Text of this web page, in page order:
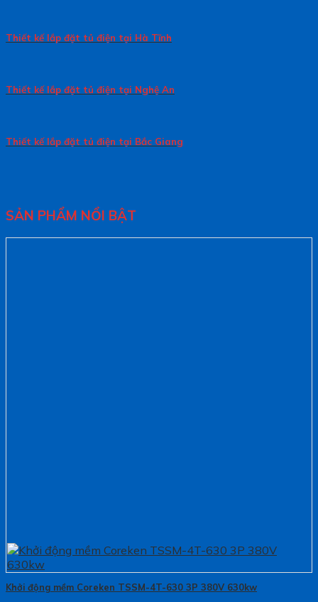
Thiết kế lắp đặt tủ điện tại Hà Tĩnh
Thiết kế lắp đặt tủ điện tại Nghệ An
Thiết kế lắp đặt tủ điện tại Bắc Giang
SẢN PHẨM NỔI BẬT
Khởi động mềm Coreken TSSM-4T-630 3P 380V 630kw